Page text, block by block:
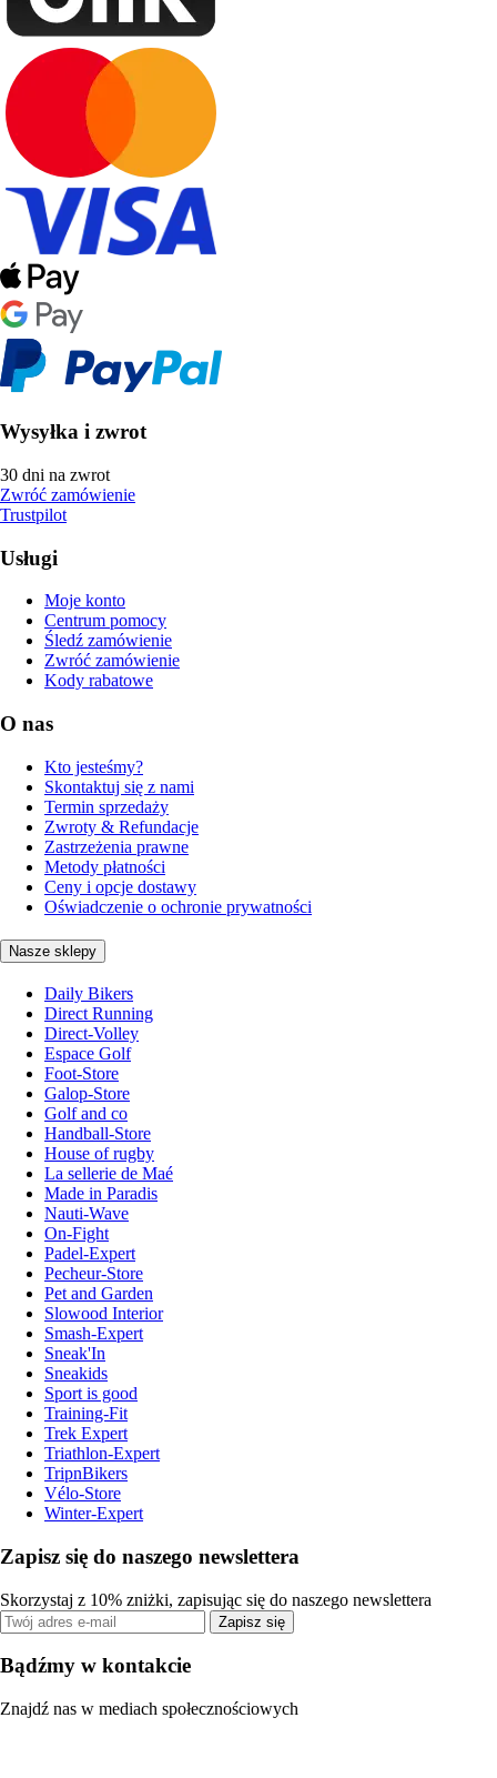
Wysyłka i zwrot
30 dni na zwrot
Zwróć zamówienie
Trustpilot
Usługi
Moje konto
Centrum pomocy
Śledź zamówienie
Zwróć zamówienie
Kody rabatowe
O nas
Kto jesteśmy?
Skontaktuj się z nami
Termin sprzedaży
Zwroty & Refundacje
Zastrzeżenia prawne
Metody płatności
Ceny i opcje dostawy
Oświadczenie o ochronie prywatności
Nasze sklepy
Daily Bikers
Direct Running
Direct-Volley
Espace Golf
Foot-Store
Galop-Store
Golf and co
Handball-Store
House of rugby
La sellerie de Maé
Made in Paradis
Nauti-Wave
On-Fight
Padel-Expert
Pecheur-Store
Pet and Garden
Slowood Interior
Smash-Expert
Sneak'In
Sneakids
Sport is good
Training-Fit
Trek Expert
Triathlon-Expert
TripnBikers
Vélo-Store
Winter-Expert
Zapisz się do naszego newslettera
Skorzystaj z 10% zniżki, zapisując się do naszego newslettera
Zapisz się
Bądźmy w kontakcie
Znajdź nas w mediach społecznościowych